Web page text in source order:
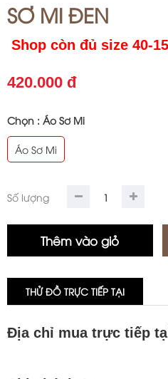
SƠ MI ĐEN
Shop còn đủ size 40-
420.000 đ
Chọn : Áo Sơ Mi
Áo Sơ Mi
Số lượng
THỬ ĐỒ TRỰC TIẾP TẠI
Địa chỉ mua trực tiếp